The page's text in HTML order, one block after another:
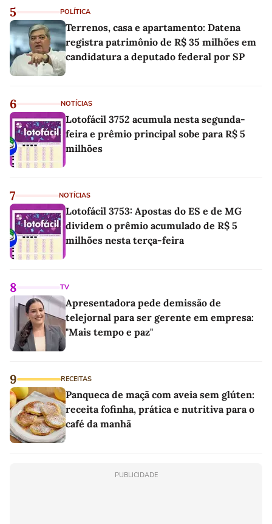
5 POLÍTICA
Terrenos, casa e apartamento: Datena
registra patrimônio de R$ 35 milhões em
candidatura a deputado federal por SP
6 NOTÍCIAS
Lotofácil 3752 acumula nesta segunda-
feira e prêmio principal sobe para R$ 5
milhões
7 NOTÍCIAS
Lotofácil 3753: Apostas do ES e de MG
dividem o prêmio acumulado de R$ 5
milhões nesta terça-feira
8 TV
Apresentadora pede demissão de
telejornal para ser gerente em empresa:
"Mais tempo e paz"
9 RECEITAS
Panqueca de maçã com aveia sem glúten:
receita fofinha, prática e nutritiva para o
café da manhã
PUBLICIDADE